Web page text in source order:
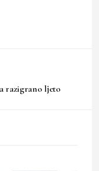
razigrano ljeto